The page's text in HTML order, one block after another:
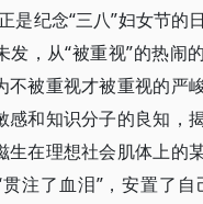
是纪念“三八”妇女节的
发，从“被重视”的热闹
不被重视才被重视的严
感和知识分子的良知，
生在理想社会肌体上的
注了血泪”，安置了自